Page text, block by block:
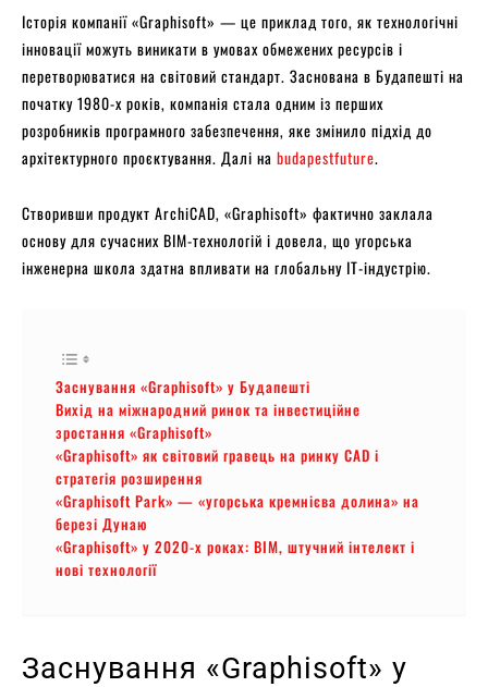
Історія компанії «Graphisoft» — це приклад того, як технологічні
інновації можуть виникати в умовах обмежених ресурсів і
перетворюватися на світовий стандарт. Заснована в Будапешті на
початку 1980-х років, компанія стала одним із перших
розробників програмного забезпечення, яке змінило підхід до
архітектурного проєктування. Далі на budapestfuture.
Створивши продукт ArchiCAD, «Graphisoft» фактично заклала
основу для сучасних BIM-технологій і довела, що угорська
інженерна школа здатна впливати на глобальну IT-індустрію.
Заснування «Graphisoft» у Будапешті
Вихід на міжнародний ринок та інвестиційне
зростання «Graphisoft»
«Graphisoft» як світовий гравець на ринку CAD і
стратегія розширення
«Graphisoft Park» — «угорська кремнієва долина» на
березі Дунаю
«Graphisoft» у 2020-х роках: BIM, штучний інтелект і
нові технології
Заснування «Graphisoft» у